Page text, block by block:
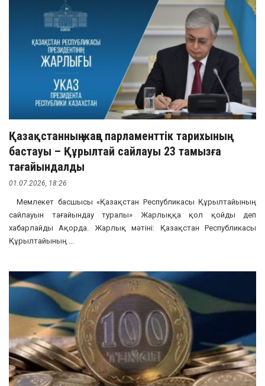
Қазақстанның жаңа парламенттік тарихының
бастауы – Құрылтай сайлауы 23 тамызға
тағайындалды
01.07.2026, 18:26
Мемлекет басшысы «Қазақстан Республикасы Құрылтайының
сайлауын тағайындау туралы» Жарлыққа қол қойды деп
хабарлайды Ақорда. Жарлық мәтіні: Қазақстан Республикасы
Құрылтайының ...